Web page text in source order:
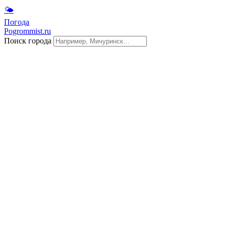
🌤
Погода
Pogrommist.ru
Поиск города